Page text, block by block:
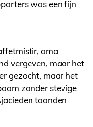
was een fijn
ama
vergeven, maar het
gezocht, maar het
zonder stevige
toonden